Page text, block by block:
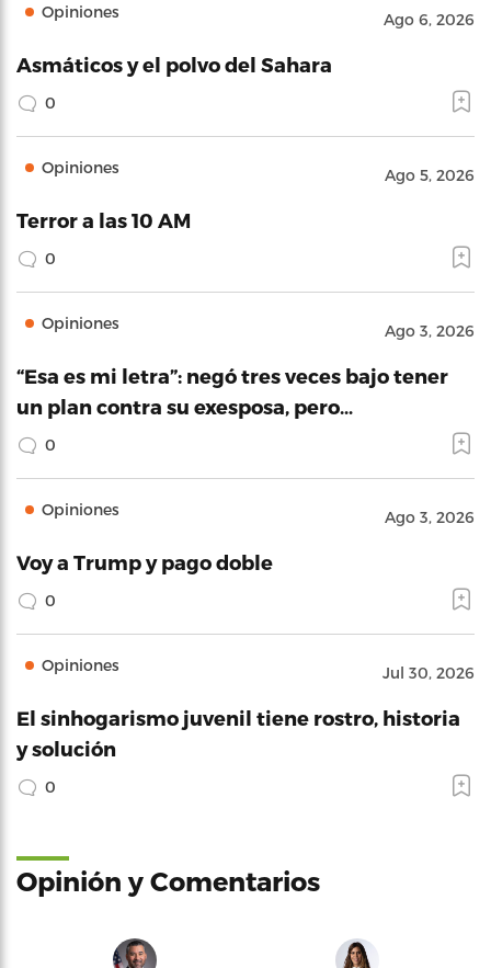
Opiniones Ago 6, 2026
Asmáticos y el polvo del Sahara
0
Opiniones Ago 5, 2026
Terror a las 10 AM
0
Opiniones Ago 3, 2026
“Esa es mi letra”: negó tres veces bajo tener
un plan contra su exesposa, pero…
0
Opiniones Ago 3, 2026
Voy a Trump y pago doble
0
Opiniones Jul 30, 2026
El sinhogarismo juvenil tiene rostro, historia
y solución
0
Opinión y Comentarios